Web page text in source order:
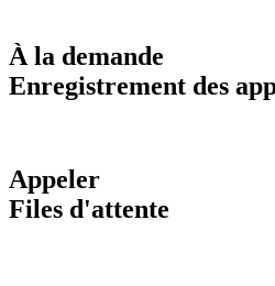
À la demande
Enregistrement des
Appeler
Files d'attente